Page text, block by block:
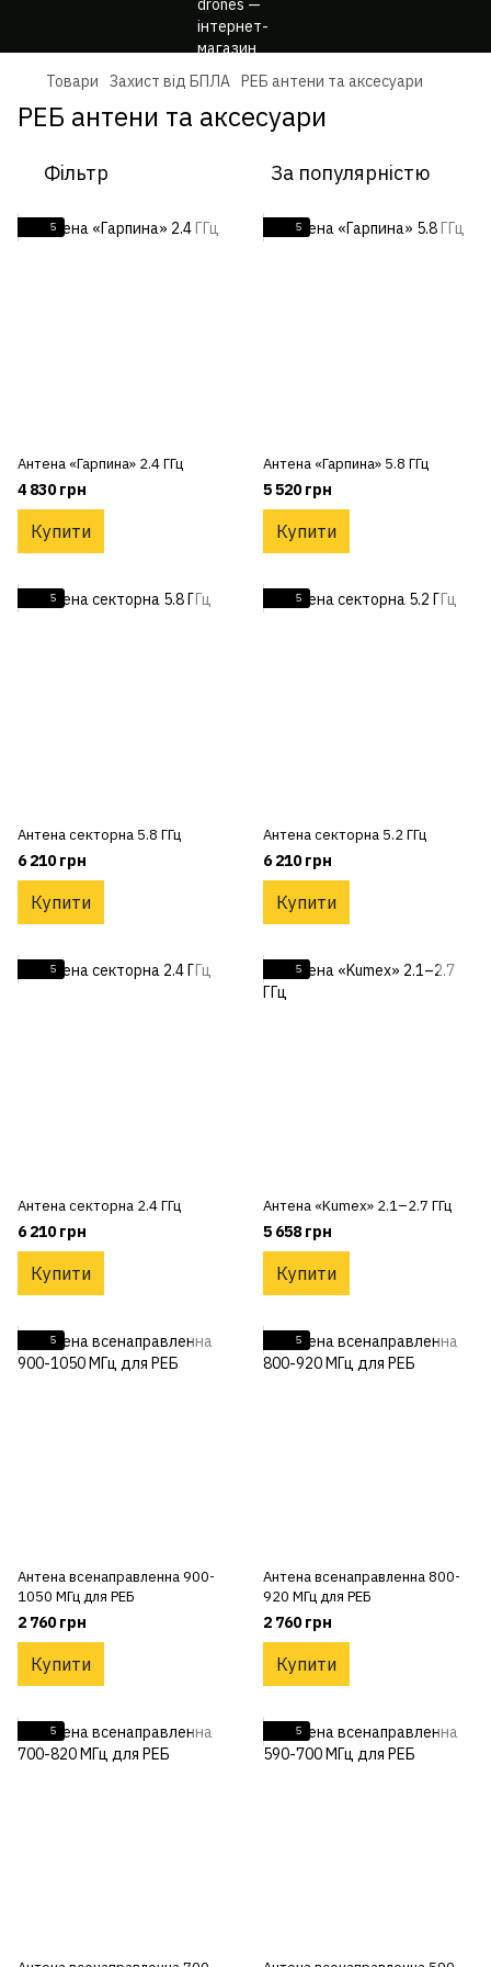
Товари Захист від БПЛА РЕБ антени та аксесуари
РЕБ антени та аксесуари
Фільтр За популярністю
5
Антена «Гарпина» 2.4 ГГц
4 830 грн
Купити
5
Антена «Гарпина» 5.8 ГГц
5 520 грн
Купити
5
Антена секторна 5.8 ГГц
6 210 грн
Купити
5
Антена секторна 5.2 ГГц
6 210 грн
Купити
5
Антена секторна 2.4 ГГц
6 210 грн
Купити
5
Антена «Kumex» 2.1–2.7 ГГц
5 658 грн
Купити
5
Антена всенаправленна 900-
1050 МГц для РЕБ
2 760 грн
Купити
5
Антена всенаправленна 800-
920 МГц для РЕБ
2 760 грн
Купити
5 5